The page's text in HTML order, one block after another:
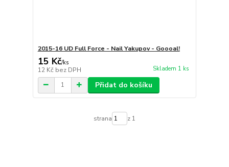
2015-16 UD Full Force - Nail Yakupov - Goooal!
15 Kč/ks
12 Kč bez DPH Skladem 1 ks
Přidat do košíku
strana z 1